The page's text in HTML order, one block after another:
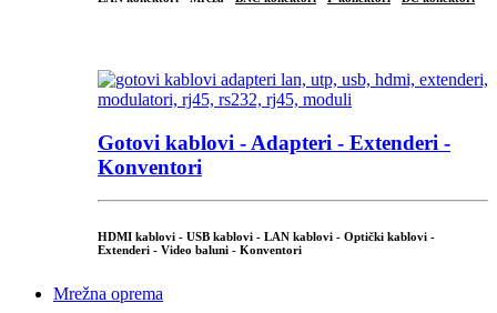
Gotovi kablovi - Adapteri - Extenderi -
Konventori
HDMI kablovi - USB kablovi - LAN kablovi - Optički kablovi -
Extenderi - Video baluni - Konventori
Mrežna oprema